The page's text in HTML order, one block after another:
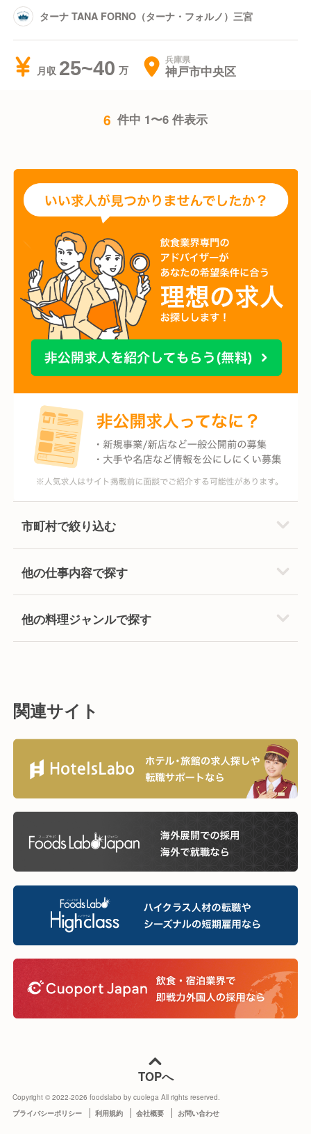
ターナ TANA FORNO（ターナ・フォルノ）三宮
月収 25~40 兵庫県
神戸市中央区
6 件中 1〜6 件表示
市町村で絞り込む
他の仕事内容で探す
他の料理ジャンルで探す
関連サイト
TOPへ
Copyright © 2022-2026 foodslabo by cuolega All rights reserved.
プライバシーポリシー
利用規約 会社概要 お問い合わせ